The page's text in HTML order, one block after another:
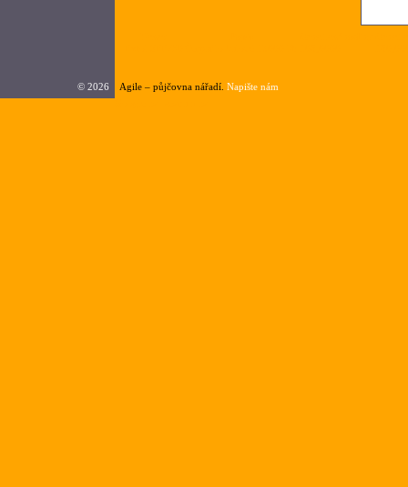
© 2026 Agile – půjčovna nářadí. Napište nám